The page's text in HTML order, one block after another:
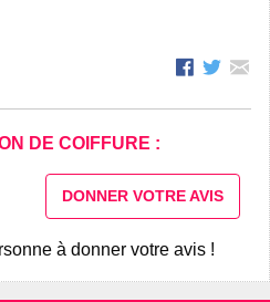
DE COIFFURE :
DONNER VOTRE AVIS
à donner votre avis !